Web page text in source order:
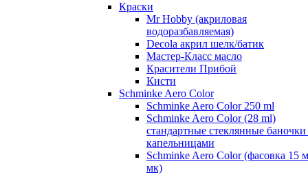
Краски
Mr Hobby (акриловая
водоразбавляемая)
Decola акрил шелк/батик
Мастер-Класс масло
Красители Прибой
Кисти
Schminke Aero Color
Schminke Aero Color 250 ml
Schminke Aero Color (28 ml)
стандартные стеклянные баночки
капельницами
Schminke Aero Color (фасовка 15
мк)